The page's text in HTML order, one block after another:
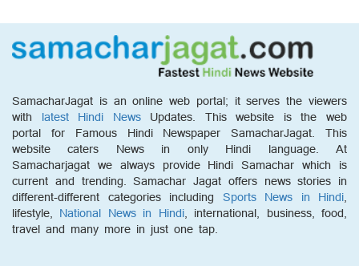
SamacharJagat is an online web portal; it serves the viewers
with latest Hindi NewsUpdates. This website is the web
portal for Famous Hindi Newspaper SamacharJagat. This
website caters News in only Hindi language. At
Samacharjagat we always provide Hindi Samachar which is
current and trending. Samachar Jagat offers news stories in
different-different categories including Sports News in Hindi,
lifestyle, National News in Hindi, international, business, food,
travel and many more in just one tap.